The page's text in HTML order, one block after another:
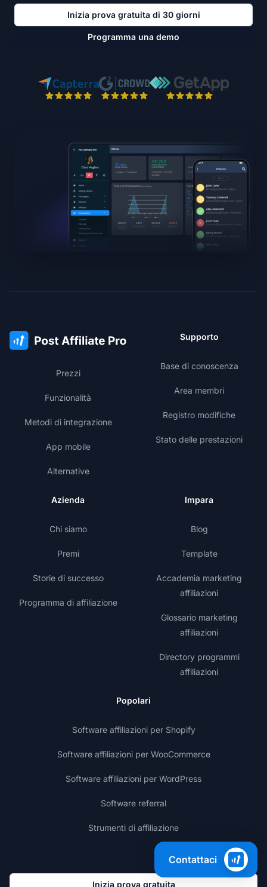
Inizia prova gratuita di 30 giorni
Programma una demo
Prezzi
Funzionalità
Metodi di integrazione
App mobile
Alternative
Supporto
Base di conoscenza
Area membri
Registro modifiche
Stato delle prestazioni
Azienda
Chi siamo
Premi
Storie di successo
Programma di affiliazione
Impara
Blog
Template
Accademia marketing
affiliazioni
Glossario marketing
affiliazioni
Directory programmi
affiliazioni
Popolari
Software affiliazioni per Shopify
Software affiliazioni per WooCommerce
Software affiliazioni per WordPress
Software referral
Strumenti di affiliazione
Inizia prova gratuita
Contattaci